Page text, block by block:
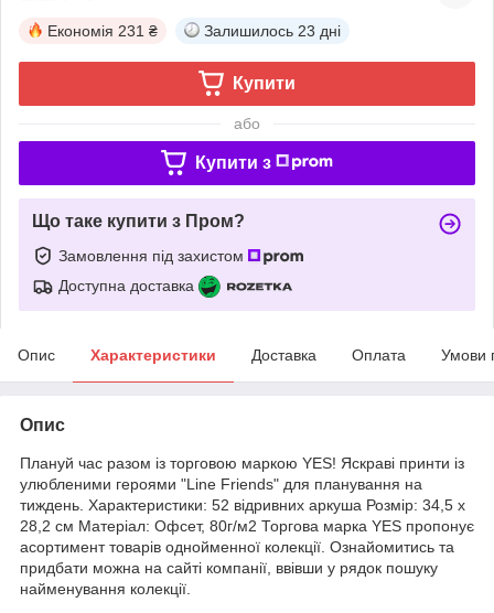
Економія 231 ₴ Залишилось 23 дні
Купити
або
Купити з
Що таке купити з Пром?
Замовлення під захистом
Доступна доставка
Опис Характеристики Доставка Оплата Умови
Опис
Плануй час разом із торговою маркою YES! Яскраві принти із
улюбленими героями "Line Friends" для планування на
тиждень. Характеристики: 52 відривних аркуша Розмір: 34,5 x
28,2 см Матеріал: Офсет, 80г/м2 Торгова марка YES пропонує
асортимент товарів однойменної колекції. Ознайомитись та
придбати можна на сайті компанії, ввівши у рядок пошуку
найменування колекції.